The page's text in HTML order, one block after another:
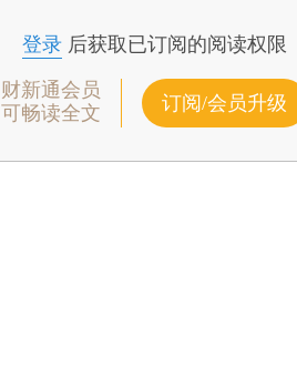
登录后获取已订阅的阅读权限
财新通会员
可畅读全文
订阅/会员升级